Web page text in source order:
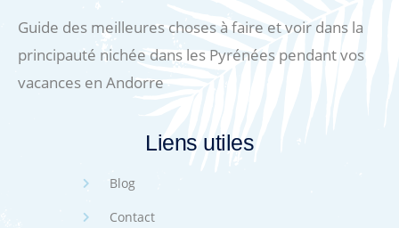
Guide des meilleures choses à faire et voir dans la
principauté nichée dans les Pyrénées pendant vos
vacances en Andorre
Liens utiles
Blog
Contact